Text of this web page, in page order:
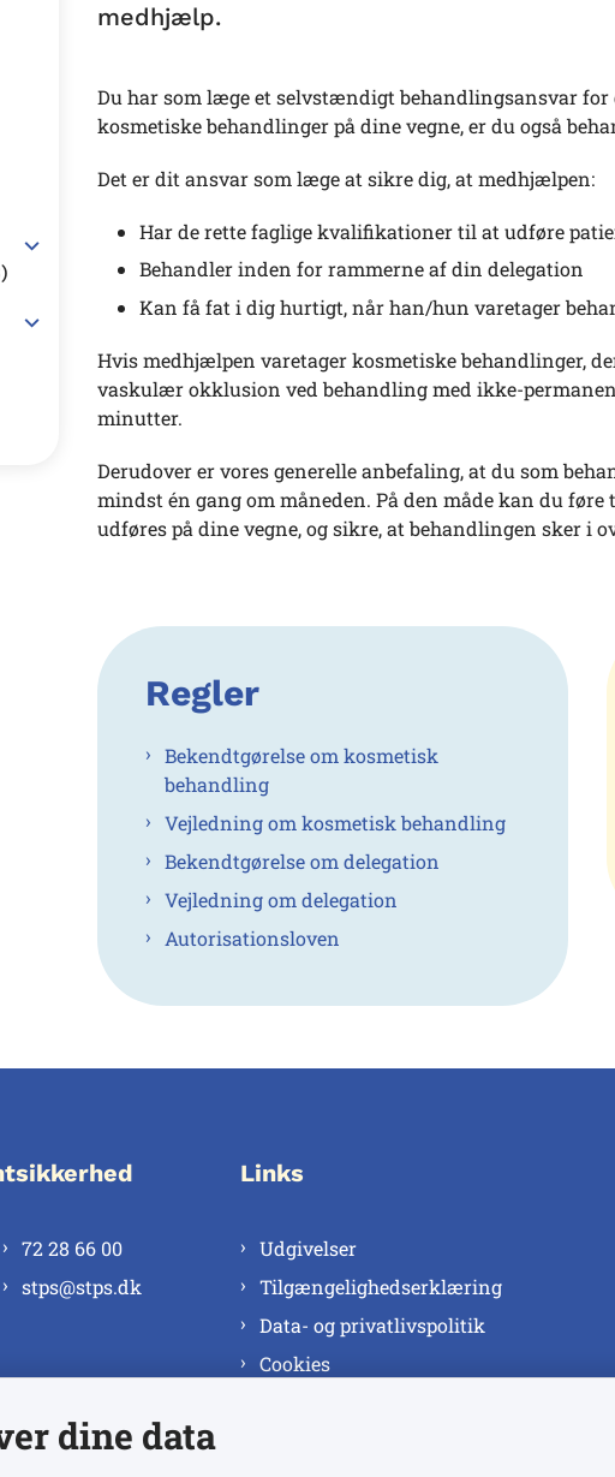
medhjælp.
Du har som læge et selvstændigt behandlingsansvar
kosmetiske behandlinger på dine vegne, er du også
Det er dit ansvar som læge at sikre dig, at medhjælpen:
Har de rette faglige kvalifikationer til at udføre
Behandler inden for rammerne af din delegation
Kan få fat i dig hurtigt, når han/hun varetager
Hvis medhjælpen varetager kosmetiske behandlinger,
vaskulær okklusion ved behandling med ikke-
minutter.
Derudover er vores generelle anbefaling, at du som
mindst én gang om måneden. På den måde kan du
udføres på dine vegne, og sikre, at behandlingen sker i
Regler
Bekendtgørelse om kosmetisk
behandling
Vejledning om kosmetisk behandling
Bekendtgørelse om delegation
Vejledning om delegation
Autorisationsloven
72 28 66 00
stps@stps.dk
Links
Udgivelser
Tilgængelighedserklæring
Data- og privatlivspolitik
Cookies
dine data